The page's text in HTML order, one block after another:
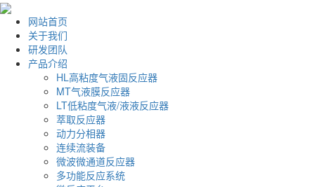
网站首页
关于我们
研发团队
产品介绍
HL高粘度气液固反应器
MT气液膜反应器
LT低粘度气液/液液反应器
萃取反应器
动力分相器
连续流装备
微波微通道反应器
多功能反应系统